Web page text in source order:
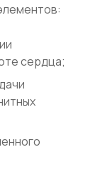
сердца;